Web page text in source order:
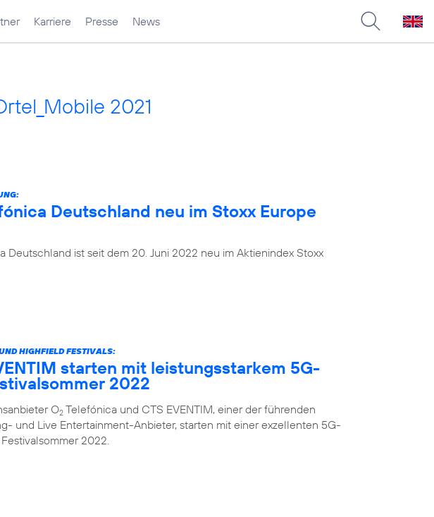
Karriere Presse News
2021
Deutschland neu im Stoxx Europe
Deutschland ist seit dem 20. Juni 2022 neu im Aktienindex Stoxx
HIGHFIELD FESTIVALS:
starten mit leistungsstarkem 5G-
2022
O2 Telefónica und CTS EVENTIM, einer der führenden
und Live Entertainment-Anbieter, starten mit einer exzellenten 5G-
2022.